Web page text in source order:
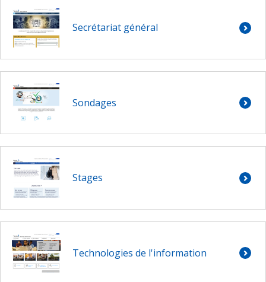
Secrétariat général
Sondages
Stages
Technologies de l'information